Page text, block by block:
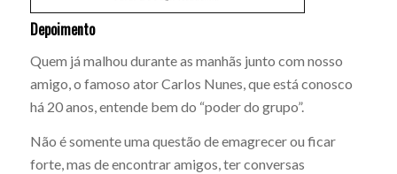
Depoimento
Quem já malhou durante as manhãs junto com nosso
amigo, o famoso ator Carlos Nunes, que está conosco
há 20 anos, entende bem do “poder do grupo”.
Não é somente uma questão de emagrecer ou ficar
forte, mas de encontrar amigos, ter conversas